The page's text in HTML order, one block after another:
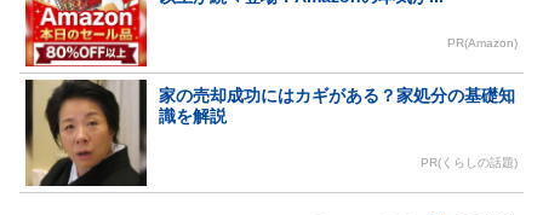
PR(Amazon)
家の売却成功にはカギがある？家処分の基礎知
識を解説
PR(くらしの話題)